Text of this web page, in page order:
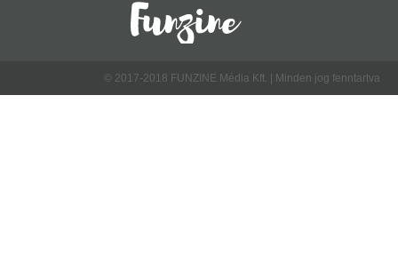
© 2017-2018 FUNZINE Média Kft. | Minden jog fenntartva